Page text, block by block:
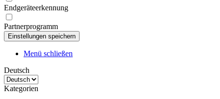
Endgeräteerkennung
Partnerprogramm
Menü schließen
Deutsch
Kategorien